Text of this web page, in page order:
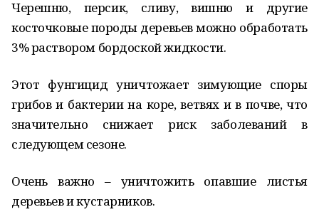
Черешню, персик, сливу, вишню и другие
косточковые породы деревьев можно обработать
3% раствором бордоской жидкости.
Этот фунгицид уничтожает зимующие споры
грибов и бактерии на коре, ветвях и в почве, что
значительно снижает риск заболеваний в
следующем сезоне.
Очень важно – уничтожить опавшие листья
деревьев и кустарников.